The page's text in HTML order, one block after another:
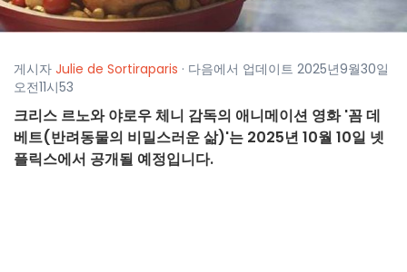
게시자 Julie de Sortiraparis · 다음에서 업데이트 2025년9월30일
오전11시53
크리스 르노와 야로우 체니 감독의 애니메이션 영화 '꼼 데
베트(반려동물의 비밀스러운 삶)'는 2025년 10월 10일 넷
플릭스에서 공개될 예정입니다.